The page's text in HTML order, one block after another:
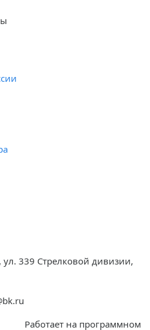
ул. 339 Стрелковой дивизии,
Работает на программном